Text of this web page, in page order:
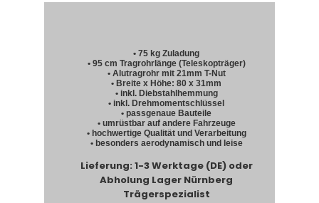
• 75 kg Zuladung
• 95 cm Tragrohrlänge (Teleskopträger)
• Alutragrohr mit 21mm T-Nut
• Breite x Höhe: 80 x 31mm
• inkl. Diebstahlhemmung
• inkl. Drehmomentschlüssel
• passgenaue Bauteile
• umrüstbar auf andere Fahrzeuge
• hochwertige Qualität und Verarbeitung
• besonders aerodynamisch und leise
Lieferung: 1-3 Werktage (DE) oder
Abholung Lager Nürnberg
Trägerspezialist